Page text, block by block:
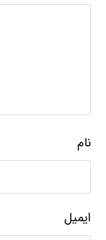
نام
ایمیل